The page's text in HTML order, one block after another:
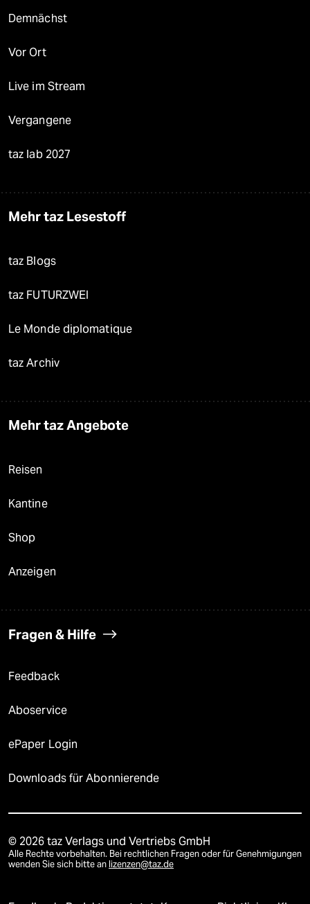
Demnächst
Vor Ort
Live im Stream
Vergangene
taz lab 2027
Mehr taz Lesestoff
taz Blogs
taz FUTURZWEI
Le Monde diplomatique
taz Archiv
Mehr taz Angebote
Reisen
Kantine
Shop
Anzeigen
Fragen & Hilfe
Feedback
Aboservice
ePaper Login
Downloads für Abonnierende
© 2026 taz Verlags und Vertriebs GmbH
Alle Rechte vorbehalten. Bei rechtlichen Fragen oder für Genehmigungen
wenden Sie sich bitte an lizenzen@taz.de